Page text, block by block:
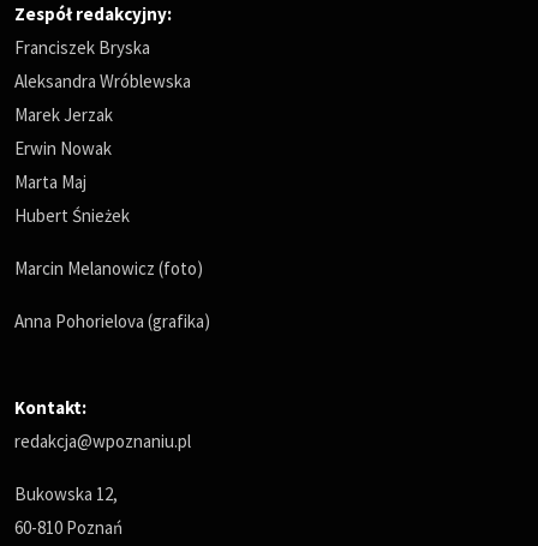
Zespół redakcyjny:
Franciszek Bryska
Aleksandra Wróblewska
Marek Jerzak
Erwin Nowak
Marta Maj
Hubert Śnieżek
Marcin Melanowicz (foto)
Anna Pohorielova (grafika)
Kontakt:
redakcja@wpoznaniu.pl
Bukowska 12,
60-810 Poznań